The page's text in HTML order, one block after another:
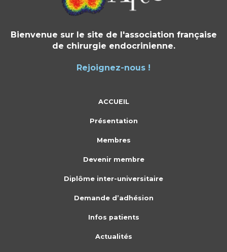
Bienvenue sur le site de l'association française
de chirurgie endocrinienne.
Rejoignez-nous !
ACCUEIL
Présentation
Membres
Devenir membre
Diplôme inter-universitaire
Demande d’adhésion
Infos patients
Actualités